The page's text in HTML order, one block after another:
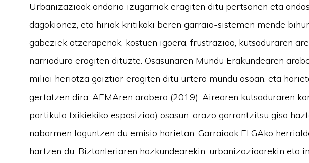
Urbanizazioak ondorio izugarriak eragiten ditu pertsonen eta
dagokionez, eta hiriak kritikoki beren garraio-sistemen mende
gabeziek atzerapenak, kostuen igoera, frustrazioa, kutsaduraren
narriadura eragiten dituzte. Osasunaren Mundu Erakundearen
milioi heriotza goiztiar eragiten ditu urtero mundu osoan, eta
gertatzen dira, AEMAren arabera (2019). Airearen kutsaduraren
partikula txikiekiko esposizioa) osasun-arazo garrantzitsu gisa
nabarmen laguntzen du emisio horietan. Garraioak ELGAko
hartzen du. Biztanleriaren hazkundearekin, urbanizazioarekin eta